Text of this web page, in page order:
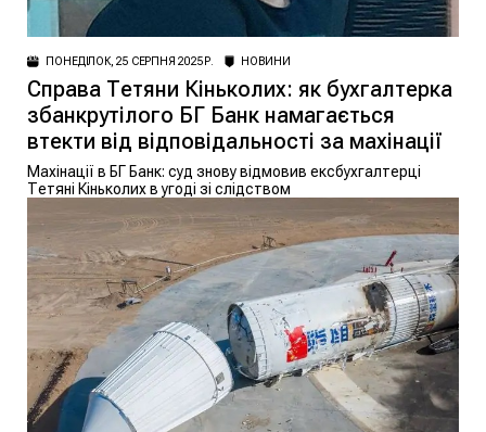
ПОНЕДІЛОК, 25 СЕРПНЯ 2025 Р. НОВИНИ
Справа Тетяни Кіньколих: як бухгалтерка
збанкрутілого БГ Банк намагається
втекти від відповідальності за махінації
Махінації в БГ Банк: суд знову відмовив ексбухгалтерці
Тетяні Кіньколих в угоді зі слідством